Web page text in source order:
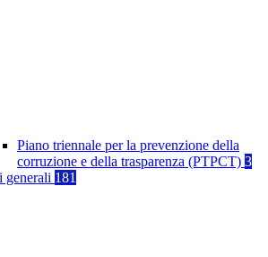
Piano triennale per la prevenzione della
corruzione e della trasparenza (PTPCT) 3
generali 181